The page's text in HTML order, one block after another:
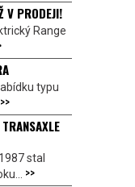
V PRODEJI!
Range
typu
>>
stal
>>